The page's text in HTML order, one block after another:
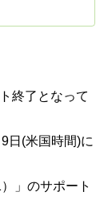
終了となって
日(米国時間)に
」のサポート